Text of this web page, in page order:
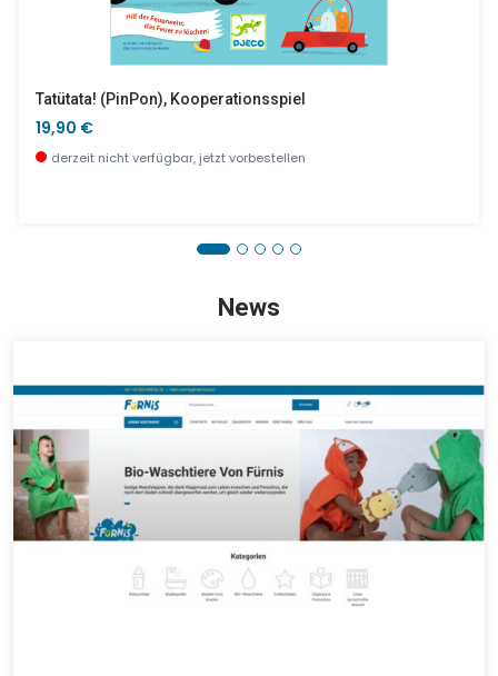
Tapikékoi - Gedächtnis Empfehlungsliste Kinderspiel 2021
Blue Tinyroom
Tatütata! (PinPon), Kooperationsspiel
19,90 €
derzeit nicht verfügbar, jetzt vorbestellen
News